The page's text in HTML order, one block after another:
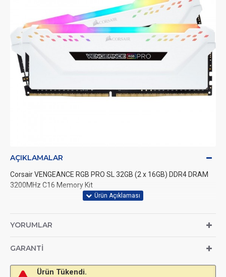
Ürün Tükendi.
AÇIKLAMALAR
Corsair VENGEANCE RGB PRO SL 32GB (2 x 16GB) DDR4 DRAM
3200MHz C16 Memory Kit
YORUMLAR
GARANTI